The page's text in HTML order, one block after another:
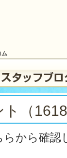
ム
ト（
らから確